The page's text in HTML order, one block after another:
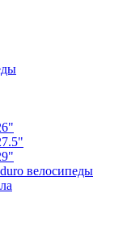
велосипеды